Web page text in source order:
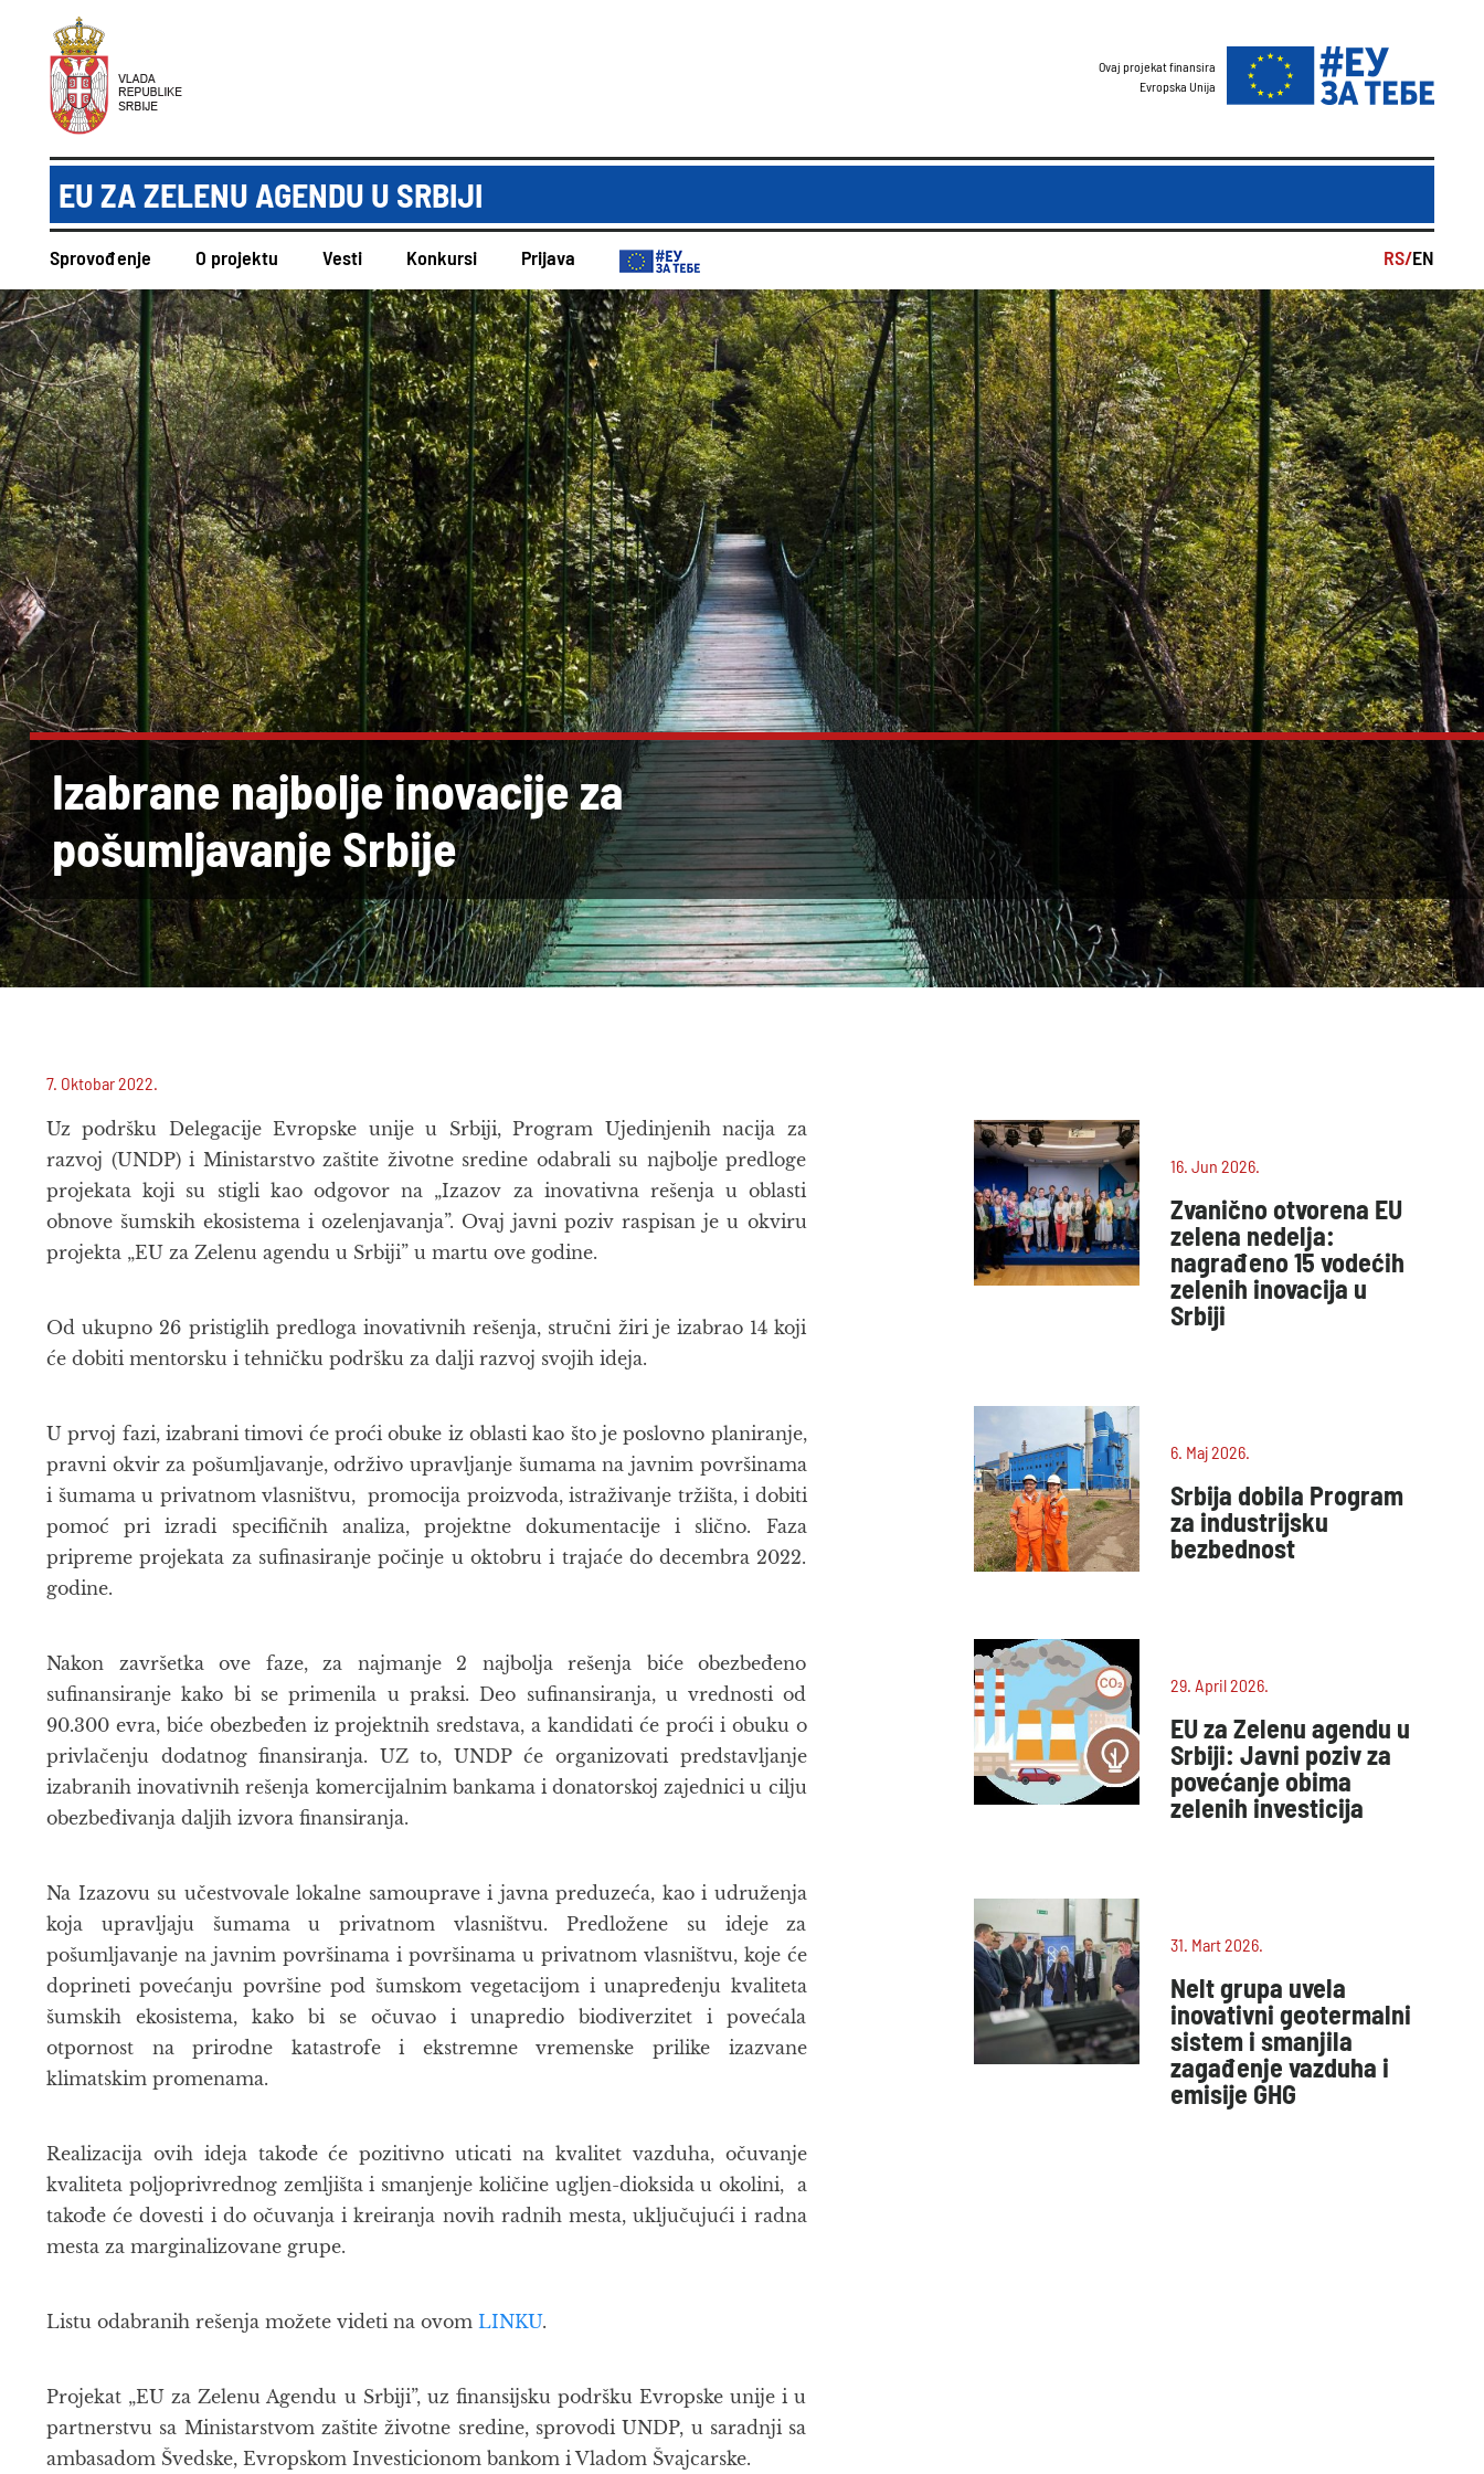
Ovaj projekat finansira
Evropska Unija
EU ZA ZELENU AGENDU U SRBIJI
Sprovođenje O projektu Vesti Konkursi Prijava RS/EN
Izabrane najbolje inovacije za
pošumljavanje Srbije
7. Oktobar 2022.
Uz podršku Delegacije Evropske unije u Srbiji, Program Ujedinjenih nacija za
razvoj (UNDP) i Ministarstvo zaštite životne sredine odabrali su najbolje predloge
projekata koji su stigli kao odgovor na „Izazov za inovativna rešenja u oblasti
obnove šumskih ekosistema i ozelenjavanja”. Ovaj javni poziv raspisan je u okviru
projekta „EU za Zelenu agendu u Srbiji” u martu ove godine.
Od ukupno 26 pristiglih predloga inovativnih rešenja, stručni žiri je izabrao 14 koji
će dobiti mentorsku i tehničku podršku za dalji razvoj svojih ideja.
U prvoj fazi, izabrani timovi će proći obuke iz oblasti kao što je poslovno planiranje,
pravni okvir za pošumljavanje, održivo upravljanje šumama na javnim površinama
i šumama u privatnom vlasništvu, promocija proizvoda, istraživanje tržišta, i dobiti
pomoć pri izradi specifičnih analiza, projektne dokumentacije i slično. Faza
pripreme projekata za sufinasiranje počinje u oktobru i trajaće do decembra 2022.
godine.
Nakon završetka ove faze, za najmanje 2 najbolja rešenja biće obezbeđeno
sufinansiranje kako bi se primenila u praksi. Deo sufinansiranja, u vrednosti od
90.300 evra, biće obezbeđen iz projektnih sredstava, a kandidati će proći i obuku o
privlačenju dodatnog finansiranja. UZ to, UNDP će organizovati predstavljanje
izabranih inovativnih rešenja komercijalnim bankama i donatorskoj zajednici u cilju
obezbeđivanja daljih izvora finansiranja.
Na Izazovu su učestvovale lokalne samouprave i javna preduzeća, kao i udruženja
koja upravljaju šumama u privatnom vlasništvu. Predložene su ideje za
pošumljavanje na javnim površinama i površinama u privatnom vlasništvu, koje će
doprineti povećanju površine pod šumskom vegetacijom i unapređenju kvaliteta
šumskih ekosistema, kako bi se očuvao i unapredio biodiverzitet i povećala
otpornost na prirodne katastrofe i ekstremne vremenske prilike izazvane
klimatskim promenama.
Realizacija ovih ideja takođe će pozitivno uticati na kvalitet vazduha, očuvanje
kvaliteta poljoprivrednog zemljišta i smanjenje količine ugljen-dioksida u okolini, a
takođe će dovesti i do očuvanja i kreiranja novih radnih mesta, uključujući i radna
mesta za marginalizovane grupe.
Listu odabranih rešenja možete videti na ovom LINKU.
Projekat „EU za Zelenu Agendu u Srbiji”, uz finansijsku podršku Evropske unije i u
partnerstvu sa Ministarstvom zaštite životne sredine, sprovodi UNDP, u saradnji sa
ambasadom Švedske, Evropskom Investicionom bankom i Vladom Švajcarske.
16. Jun 2026.
Zvanično otvorena EU
zelena nedelja:
nagrađeno 15 vodećih
zelenih inovacija u
Srbiji
6. Maj 2026.
Srbija dobila Program
za industrijsku
bezbednost
29. April 2026.
EU za Zelenu agendu u
Srbiji: Javni poziv za
povećanje obima
zelenih investicija
31. Mart 2026.
Nelt grupa uvela
inovativni geotermalni
sistem i smanjila
zagađenje vazduha i
emisije GHG